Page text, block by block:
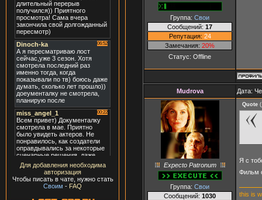
Для добавления необходима
авторизация
Чтобы писать в чате, нужно стать
Своим - FAQ
Группа: Свои
Сообщений: 17
Репутация: 24
Замечания: 20%
Статус: Offline
Mudrova Дата:
Expecto Patronum
Группа: Свои
Сообщений: 1030
Quote (
Я с
Фильм
this is